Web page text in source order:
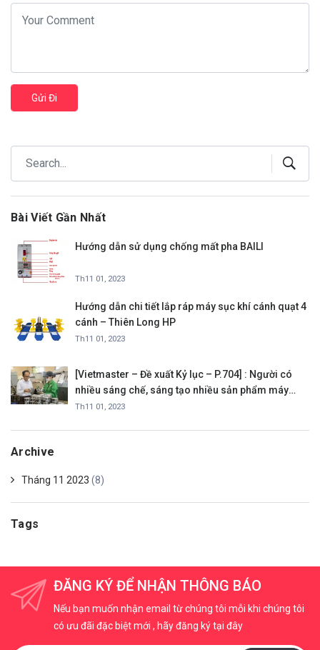
Gửi Đi
Bài Viết Gần Nhất
Hướng dẫn sử dụng chống mất pha BAILI
Th11 01, 2023
Hướng dẫn chi tiết lắp ráp máy sục khí cánh quạt 4
cánh – Thiên Long HP
Th11 01, 2023
[Vietmaster – Đề xuất Kỷ lục – P.704] : Người có
nhiều sáng chế, sáng tạo nhiều sản phẩm máy
móc có tính năng mới, tăng hiệu quả sản xuất, hổ
Th11 01, 2023
Archive
Tháng 11 2023 (8)
Tags
ĐĂNG KÝ ĐỂ NHẬN THÔNG BÁO
Nếu bạn muốn nhận email từ chúng tôi mỗi khi chúng tôi
có ưu đãi đặc biệt mới , hãy đăng ký tại đây